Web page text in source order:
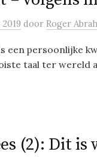
door Roger
een persoonlijke
taal ter wereld
(2): Dit is